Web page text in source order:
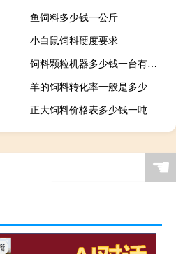
鱼饲料多少钱一公斤
小白鼠饲料硬度要求
饲料颗粒机器多少钱一台有两相电的吗?
羊的饲料转化率一般是多少
正大饲料价格表多少钱一吨
☚